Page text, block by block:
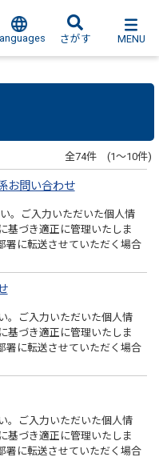
さがす MENU
全74件 (1～10件)
お問い合わせ
。ご入力いただいた個人情
基づき適正に管理いたしま
署に転送させていただく場合
。ご入力いただいた個人情
基づき適正に管理いたしま
署に転送させていただく場合
。ご入力いただいた個人情
基づき適正に管理いたしま
署に転送させていただく場合